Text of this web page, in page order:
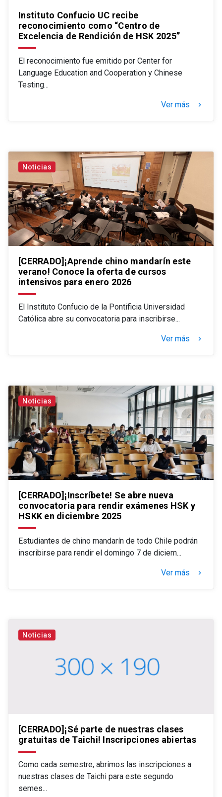
Instituto Confucio UC recibe
reconocimiento como “Centro de
Excelencia de Rendición de HSK 2025”
El reconocimiento fue emitido por Center for
Language Education and Cooperation y Chinese
Testing...
Ver más keyboard_arrow_right
Noticias
[CERRADO]¡Aprende chino mandarín este
verano! Conoce la oferta de cursos
intensivos para enero 2026
El Instituto Confucio de la Pontificia Universidad
Católica abre su convocatoria para inscribirse...
Ver más keyboard_arrow_right
Noticias
[CERRADO]¡Inscríbete! Se abre nueva
convocatoria para rendir exámenes HSK y
HSKK en diciembre 2025
Estudiantes de chino mandarín de todo Chile podrán
inscribirse para rendir el domingo 7 de diciem...
Ver más keyboard_arrow_right
Noticias
[CERRADO]¡Sé parte de nuestras clases
gratuitas de Taichi! Inscripciones abiertas
Como cada semestre, abrimos las inscripciones a
nuestras clases de Taichi para este segundo
semes...